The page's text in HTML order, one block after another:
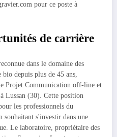
pour ce poste à
de carrière
dans le domaine des
depuis plus de 45 ans,
Projet Communication off-line et
Lussan (30). Cette position
les professionnels du
s'investir dans une
Le laboratoire, propriétaire des